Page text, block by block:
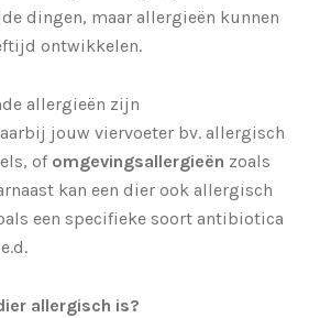
dingen, maar allergieën kunnen
ontwikkelen.
allergieën zijn
jouw viervoeter bv. allergisch
of omgevingsallergieën zoals
kan een dier ook allergisch
een specifieke soort antibiotica
allergisch is?